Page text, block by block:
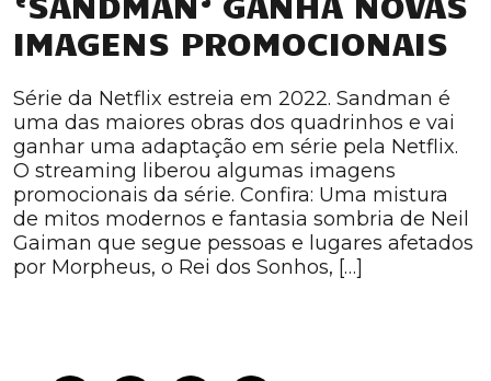
IMAGENS PROMOCIONAIS
Série da Netflix estreia em 2022. Sandman é
uma das maiores obras dos quadrinhos e vai
ganhar uma adaptação em série pela Netflix.
O streaming liberou algumas imagens
promocionais da série. Confira: Uma mistura
de mitos modernos e fantasia sombria de Neil
Gaiman que segue pessoas e lugares afetados
por Morpheus, o Rei dos Sonhos, […]